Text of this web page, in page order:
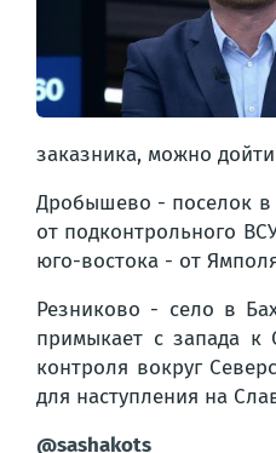
заказника, можно
Дробышево - поселок в
от подконтрольного
юго-востока - от
Резниково - село в
примыкает с запада к
контроля вокруг
для наступления на
@sashakots